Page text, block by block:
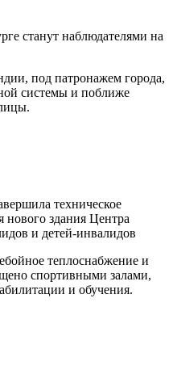
станут наблюдателями на
под патронажем города,
системы и поближе
техническое
нового здания Центра
и детей-инвалидов
теплоснабжение и
спортивными залами,
и обучения.